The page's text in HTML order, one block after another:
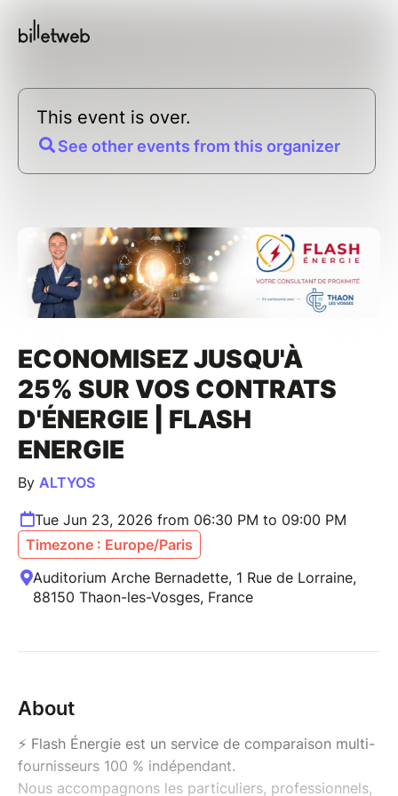
This event is over.
See other events from this organizer
ECONOMISEZ JUSQU'À
25% SUR VOS CONTRATS
D'ÉNERGIE | FLASH
ENERGIE
By ALTYOS
Tue Jun 23, 2026 from 06:30 PM to 09:00 PM
Timezone : Europe/Paris
Auditorium Arche Bernadette, 1 Rue de Lorraine,
88150 Thaon-les-Vosges, France
About
⚡ Flash Énergie est un service de comparaison multi-
fournisseurs 100 % indépendant.
Nous accompagnons les particuliers, professionnels,